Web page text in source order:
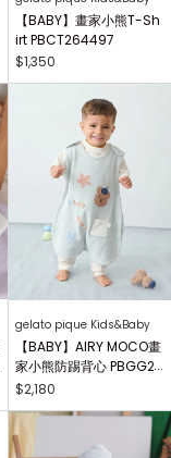
【BABY】畫家小熊T-Sh
irt PBCT264497
$1,350
gelato pique Kids&Baby
【BABY】AIRY MOCO畫
家小熊防踢背心 PBGG2
64465
$2,180